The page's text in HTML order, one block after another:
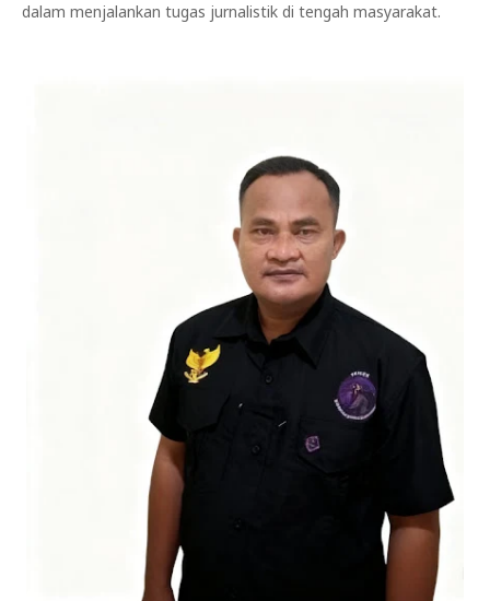
dalam menjalankan tugas jurnalistik di tengah masyarakat.